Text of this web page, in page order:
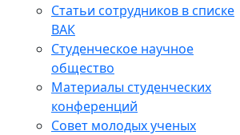
Статьи сотрудников в списке
ВАК
Студенческое научное
общество
Материалы студенческих
конференций
Совет молодых ученых